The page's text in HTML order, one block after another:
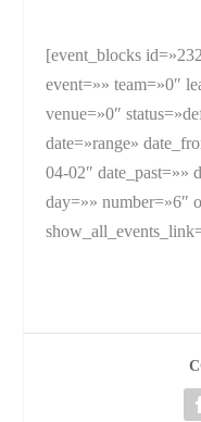
[event_blocks
event=»» team=»0″
venue=»0″
date=»range»
04-02″ date_past=»»
day=»» number=»6″